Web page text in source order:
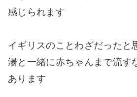
感じられます
イギリスのことわざだったと
湯と一緒に赤ちゃんまで流す
あります